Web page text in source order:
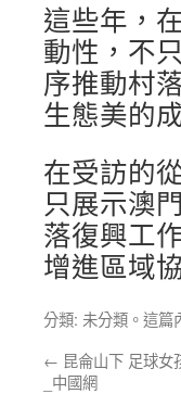
這些年，
動性，不
序推動村
生態美的
在受訪的
只展示澳
落復興工
增進區域
分類: 未分類。這篇
← 昆侖山下 足球女
_中國網